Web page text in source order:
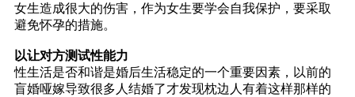
女生造成很大的伤害，作为女生要学会自我保护，要采取
避免怀孕的措施。
以让对方测试性能力
性生活是否和谐是婚后生活稳定的一个重要因素，以前的
盲婚哑嫁导致很多人结婚了才发现枕边人有着这样那样的